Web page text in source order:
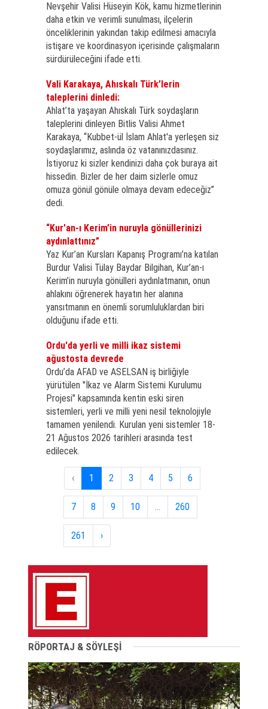
Nevşehir Valisi Hüseyin Kök, kamu hizmetlerinin
daha etkin ve verimli sunulması, ilçelerin
önceliklerinin yakından takip edilmesi amacıyla
istişare ve koordinasyon içerisinde çalışmaların
sürdürüleceğini ifade etti.
Vali Karakaya, Ahıskalı Türk’lerin
taleplerini dinledi:
Ahlat’ta yaşayan Ahıskalı Türk soydaşların
taleplerini dinleyen Bitlis Valisi Ahmet
Karakaya, “Kubbet-ül İslam Ahlat'a yerleşen siz
soydaşlarımız, aslında öz vatanınızdasınız.
İstiyoruz ki sizler kendinizi daha çok buraya ait
hissedin. Bizler de her daim sizlerle omuz
omuza gönül gönüle olmaya devam edeceğiz”
dedi.
“Kur’an-ı Kerim’in nuruyla gönüllerinizi
aydınlattınız”
Yaz Kur’an Kursları Kapanış Programı’na katılan
Burdur Valisi Tülay Baydar Bilgihan, Kur’an-ı
Kerim’in nuruyla gönülleri aydınlatmanın, onun
ahlakını öğrenerek hayatın her alanına
yansıtmanın en önemli sorumluluklardan biri
olduğunu ifade etti.
Ordu'da yerli ve milli ikaz sistemi
ağustosta devrede
Ordu’da AFAD ve ASELSAN iş birliğiyle
yürütülen "İkaz ve Alarm Sistemi Kurulumu
Projesi" kapsamında kentin eski siren
sistemleri, yerli ve milli yeni nesil teknolojiyle
tamamen yenilendi. Kurulan yeni sistemler 18-
21 Ağustos 2026 tarihleri arasında test
edilecek.
‹ 1 2 3 4 5 6
7 8 9 10 ... 260
261 ›
RÖPORTAJ & SÖYLEŞİ